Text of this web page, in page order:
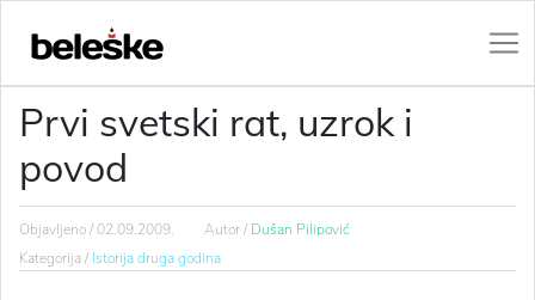
Prvi svetski rat, uzrok i
povod
Objavljeno /02.09.2009. Autor / Dušan Pilipović
Kategorija / Istorija druga godina